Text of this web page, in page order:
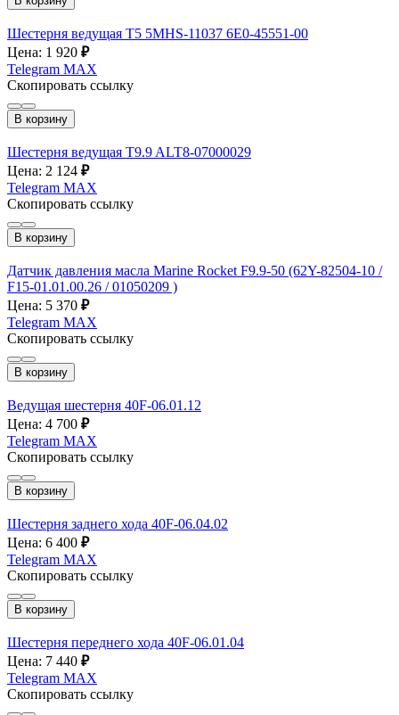
Шестерня ведущая T5 5MHS-11037 6E0-45551-00
Цена: 1 920 ₽
Telegram MAX
Скопировать ссылку
В корзину
Шестерня ведущая T9.9 ALT8-07000029
Цена: 2 124 ₽
Telegram MAX
Скопировать ссылку
В корзину
Датчик давления масла Marine Rocket F9.9-50 (62Y-82504-10 /
F15-01.01.00.26 / 01050209 )
Цена: 5 370 ₽
Telegram MAX
Скопировать ссылку
В корзину
Ведущая шестерня 40F-06.01.12
Цена: 4 700 ₽
Telegram MAX
Скопировать ссылку
В корзину
Шестерня заднего хода 40F-06.04.02
Цена: 6 400 ₽
Telegram MAX
Скопировать ссылку
В корзину
Шестерня переднего хода 40F-06.01.04
Цена: 7 440 ₽
Telegram MAX
Скопировать ссылку